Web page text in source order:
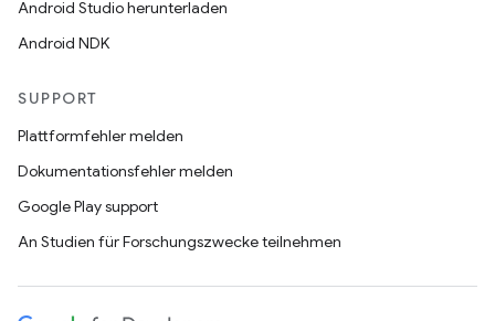
Android Studio herunterladen
Android NDK
SUPPORT
Plattformfehler melden
Dokumentationsfehler melden
Google Play support
An Studien für Forschungszwecke teilnehmen